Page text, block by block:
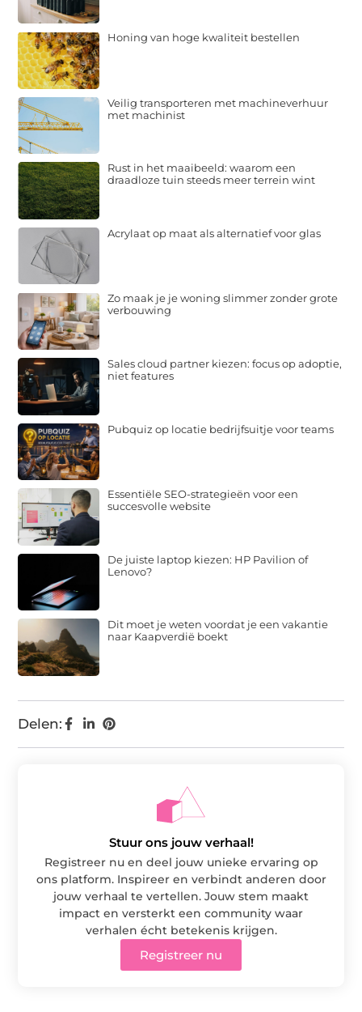
Delen:
Honing van hoge kwaliteit bestellen
Veilig transporteren met machineverhuur
met machinist
Rust in het maaibeeld: waarom een
draadloze tuin steeds meer terrein wint
Acrylaat op maat als alternatief voor glas
Zo maak je je woning slimmer zonder grote
verbouwing
Sales cloud partner kiezen: focus op adoptie,
niet features
Pubquiz op locatie bedrijfsuitje voor teams
Essentiële SEO-strategieën voor een
succesvolle website
De juiste laptop kiezen: HP Pavilion of
Lenovo?
Dit moet je weten voordat je een vakantie
naar Kaapverdië boekt
Stuur ons jouw verhaal!
Registreer nu en deel jouw unieke ervaring op
ons platform. Inspireer en verbindt anderen door
jouw verhaal te vertellen. Jouw stem maakt
impact en versterkt een community waar
verhalen écht betekenis krijgen.
Registreer nu